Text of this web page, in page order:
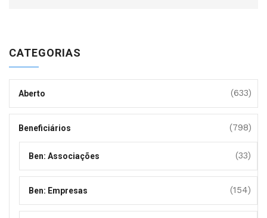
CATEGORIAS
Aberto (633)
Beneficiários (798)
Ben: Associações (33)
Ben: Empresas (154)